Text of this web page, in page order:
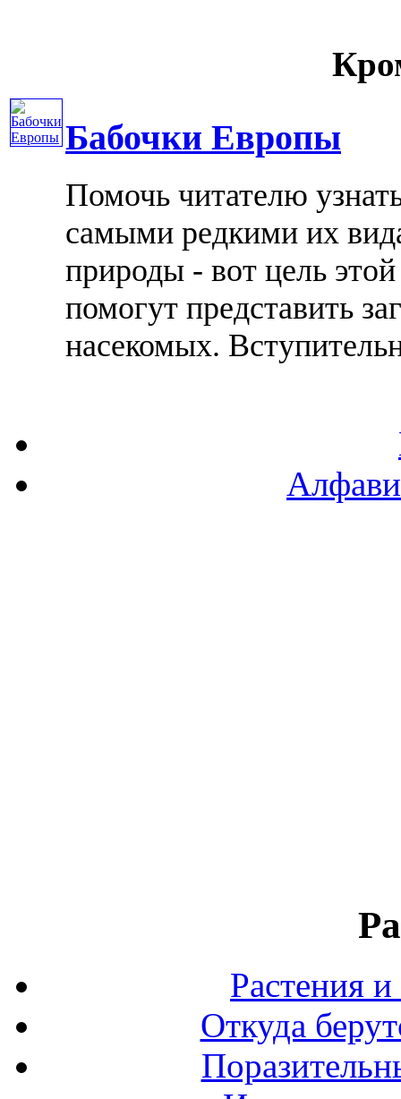
Бабочки Европы
Помочь читателю
самыми редкими их
природы - вот цель
помогут представить
насекомых.
Растения
Откуда